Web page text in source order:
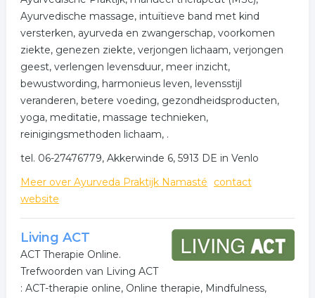
- Tinnitus
- Whiplash
- Fibromyalgie
- Psoriasis
- Onverklaarbare lichamelijke aandoeningen
- Dementie
- Mantelzorg problematiek
Voor meer informatie kunt u ook onze website
raadplegen: www.kompastherapie.com. *All therapies
information.
*Tous les therapie peuvent être fournis en Français
s.v.p.me contacter.
Ayurvedische massage, intuïtieve band met kind
versterken, ayurveda en zwangerschap, voorkomen
ziekte, genezen ziekte, verjongen lichaam, verjongen
geest, verlengen levensduur, meer inzicht,
bewustwording, harmonieus leven, levensstijl
veranderen, betere voeding, gezondheidsproducten,
yoga, meditatie, massage technieken,
reinigingsmethoden lichaam, .
tel. 06-27476779, Akkerwinde 6, 5913 DE in Venlo
Meer over Ayurveda Praktijk Namasté
contact
website
Living ACT
ACT Therapie Online.
Trefwoorden van Living ACT
: ACT-therapie online, Online therapie, Mindfulness,